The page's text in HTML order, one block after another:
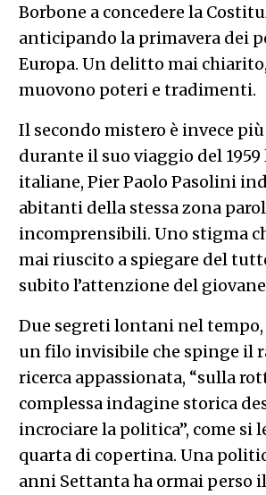
Borbone a concedere la
anticipando la primavera dei
Europa. Un delitto mai
muovono poteri e tradimenti.
Il secondo mistero è invece
durante il suo viaggio del
italiane, Pier Paolo Pasolini
abitanti della stessa zona
incomprensibili. Uno stigma
mai riuscito a spiegare del
subito l’attenzione del
Due segreti lontani nel
un filo invisibile che spinge il
ricerca appassionata, “sulla
complessa indagine storica
incrociare la politica”, come si
quarta di copertina. Una
anni Settanta ha ormai perso